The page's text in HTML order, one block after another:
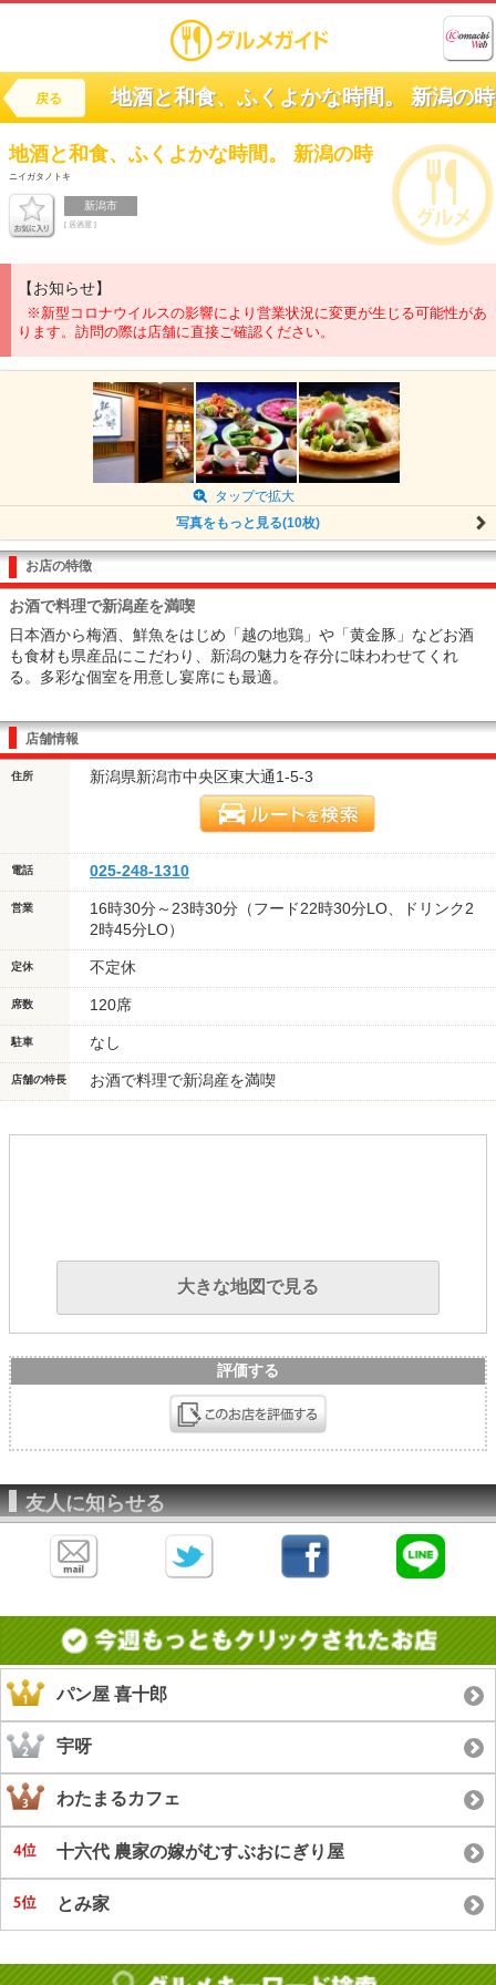
戻る 地酒と和食、ふくよかな時間。 新潟の時
地酒と和食、ふくよかな時間。 新潟の時
ニイガタノトキ
新潟市
[ 居酒屋 ]
【お知らせ】
※新型コロナウイルスの影響により営業状況に変更が生じる可能性があ
ります。訪問の際は店舗に直接ご確認ください。
タップで拡大
写真をもっと見る(10枚)
お店の特徴
お酒で料理で新潟産を満喫
日本酒から梅酒、鮮魚をはじめ「越の地鶏」や「黄金豚」などお酒
も食材も県産品にこだわり、新潟の魅力を存分に味わわせてくれ
る。多彩な個室を用意し宴席にも最適。
店舗情報
住所 新潟県新潟市中央区東大通1-5-3
電話 025-248-1310
営業
16時30分～23時30分（フード22時30分LO、ドリンク2
2時45分LO）
定休 不定休
席数 120席
駐車 なし
店舗の特長 お酒で料理で新潟産を満喫
大きな地図で見る
評価する
友人に知らせる
パン屋 喜十郎
宇呀
わたまるカフェ
十六代 農家の嫁がむすぶおにぎり屋
とみ家